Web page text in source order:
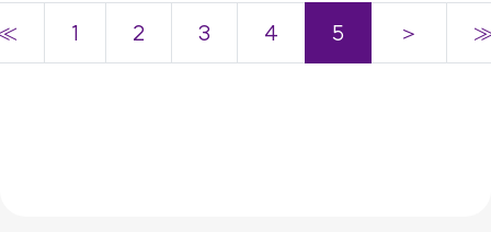
1 2 3 4 5 ＞